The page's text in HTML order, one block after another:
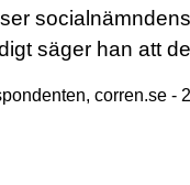
säger han att
corren.se -